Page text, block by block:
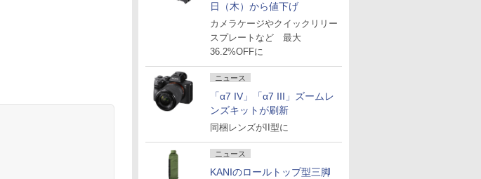
日（木）から値下げ
カメラケージやクイックリリー
スプレートなど 最大
36.2%OFFに
ニュース
「α7 IV」「α7 III」ズームレ
ンズキットが刷新
同梱レンズがII型に
ニュース
KANIのロールトップ型三脚